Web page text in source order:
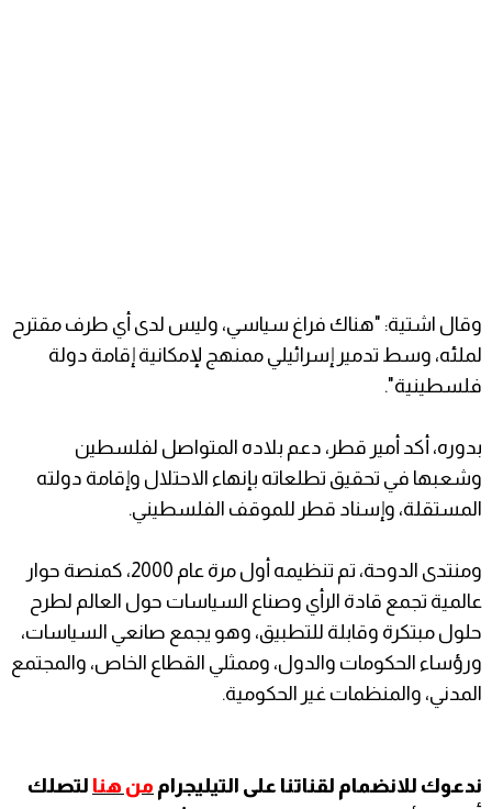
وقال اشتية: "هناك فراغ سياسي، وليس لدى أي طرف مقترح
لملئه، وسط تدمير إسرائيلي ممنهج لإمكانية إقامة دولة
فلسطينية".
بدوره، أكد أمير قطر، دعم بلاده المتواصل لفلسطين
وشعبها في تحقيق تطلعاته بإنهاء الاحتلال وإقامة دولته
المستقلة، وإسناد قطر للموقف الفلسطيني.
ومنتدى الدوحة، تم تنظيمه أول مرة عام 2000، كمنصة حوار
عالمية تجمع قادة الرأي وصناع السياسات حول العالم لطرح
حلول مبتكرة وقابلة للتطبيق، وهو يجمع صانعي السياسات،
ورؤساء الحكومات والدول، وممثلي القطاع الخاص، والمجتمع
المدني، والمنظمات غير الحكومية.
ندعوك للانضمام لقناتنا على التيليجرام من هنا لتصلك